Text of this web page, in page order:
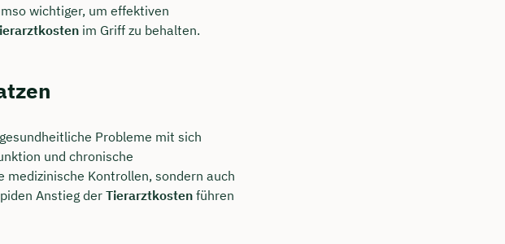
wichtiger, um effektiven
im Griff zu behalten.
Probleme mit sich
und chronische
Kontrollen, sondern auch
Anstieg der Tierarztkosten führen